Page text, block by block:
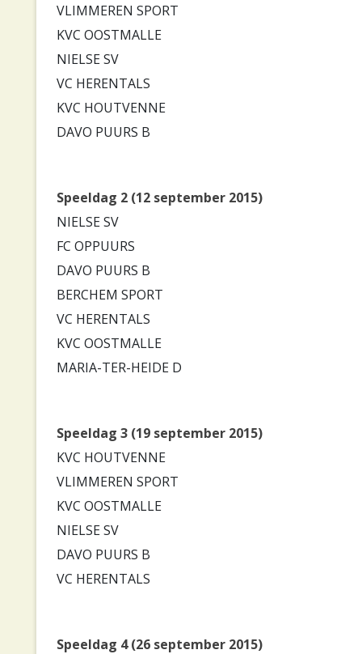
VLIMMEREN SPORT
KVC OOSTMALLE
NIELSE SV
VC HERENTALS
KVC HOUTVENNE
DAVO PUURS B
Speeldag 2 (12 september 2015)
NIELSE SV
FC OPPUURS
DAVO PUURS B
BERCHEM SPORT
VC HERENTALS
KVC OOSTMALLE
MARIA-TER-HEIDE D
Speeldag 3 (19 september 2015)
KVC HOUTVENNE
VLIMMEREN SPORT
KVC OOSTMALLE
NIELSE SV
DAVO PUURS B
VC HERENTALS
Speeldag 4 (26 september 2015)